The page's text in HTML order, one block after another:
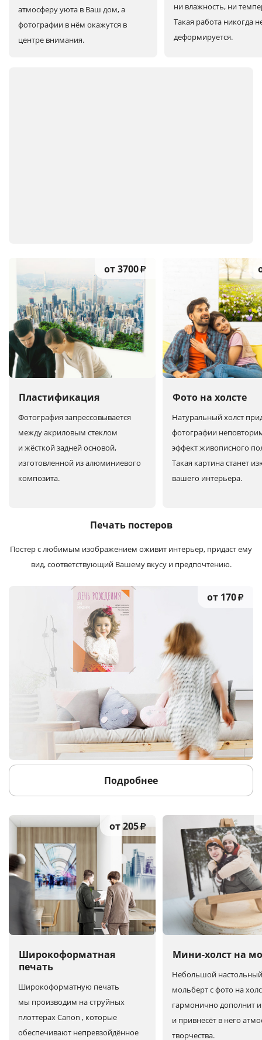
атмосферу уюта в Ваш дом, а
фотографии в нём окажутся в
центре внимания.
ни влажность, ни
Такая работа никогда
деформируется.
Пластификация
от 3700₽
Фотография запрессовывается
между акриловым стеклом
и жёсткой задней основой,
изготовленной из алюминиевого
композита.
Фото на холсте
Натуральный холст
фотографии
эффект живописного
Такая картина станет
вашего интерьера.
Печать постеров
Постер с любимым изображением оживит интерьер, придаст ему
вид, соответствующий Вашему вкусу и предпочтению.
от 170₽
Подробнее
Широкоформатная
печать
от 205₽
Широкоформатную печать
мы производим на струйных
плоттерах Canon , которые
обеспечивают непревзойдённое
Мини-холст на
Небольшой настольный
мольберт с фото на
гармонично дополнит
и привнесёт в него
творчества.